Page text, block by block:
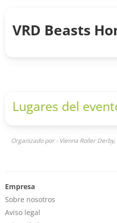
VRD Beasts
Lugares del
Organizado por - Vienna Roller
Empresa
Sobre nosotros
Aviso legal